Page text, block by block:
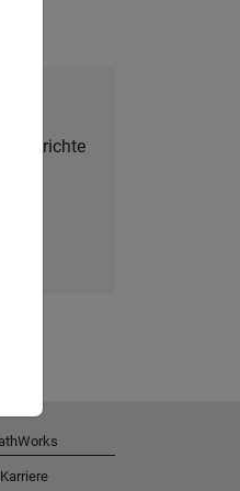
Berichte